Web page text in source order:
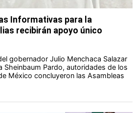
Informativas para la
recibirán apoyo único
gobernador Julio Menchaca Salazar
Sheinbaum Pardo, autoridades de los
México concluyeron las Asambleas